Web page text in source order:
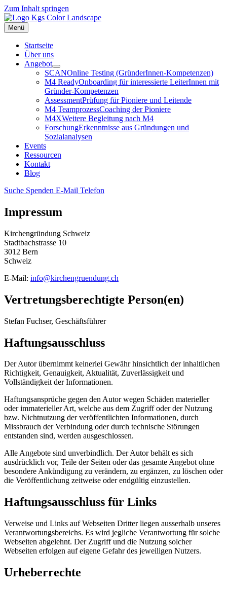
Zum Inhalt springen
Menü
Startseite
Über uns
Angebot
SCANOnline Testing (GründerInnen-Kompetenzen)
M4 ReadyOnboarding für interessierte LeiterInnen mit
Gründer-Kompetenzen
AssessmentPrüfung für Pioniere und Leitende
M4 TeamprozessCoaching der Pioniere
M4XWeitere Begleitung nach M4
ForschungErkenntnisse aus Gründungen und
Sozialanalysen
Events
Ressourcen
Kontakt
Blog
Suche Spenden E-Mail Telefon
Impressum
Kirchengründung Schweiz
Stadtbachstrasse 10
3012 Bern
Schweiz
E-Mail: info@kirchengruendung.ch
Vertretungsberechtigte Person(en)
Stefan Fuchser, Geschäftsführer
Haftungsausschluss
Der Autor übernimmt keinerlei Gewähr hinsichtlich der inhaltlichen
Richtigkeit, Genauigkeit, Aktualität, Zuverlässigkeit und
Vollständigkeit der Informationen.
Haftungsansprüche gegen den Autor wegen Schäden materieller
oder immaterieller Art, welche aus dem Zugriff oder der Nutzung
bzw. Nichtnutzung der veröffentlichten Informationen, durch
Missbrauch der Verbindung oder durch technische Störungen
entstanden sind, werden ausgeschlossen.
Alle Angebote sind unverbindlich. Der Autor behält es sich
ausdrücklich vor, Teile der Seiten oder das gesamte Angebot ohne
besondere Ankündigung zu verändern, zu ergänzen, zu löschen oder
die Veröffentlichung zeitweise oder endgültig einzustellen.
Haftungsausschluss für Links
Verweise und Links auf Webseiten Dritter liegen ausserhalb unseres
Verantwortungsbereichs. Es wird jegliche Verantwortung für solche
Webseiten abgelehnt. Der Zugriff und die Nutzung solcher
Webseiten erfolgen auf eigene Gefahr des jeweiligen Nutzers.
Urheberrechte